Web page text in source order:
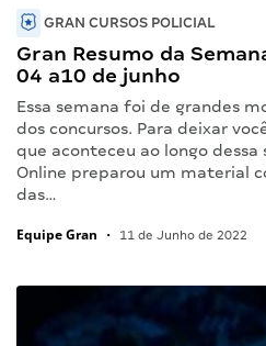
GRAN CURSOS POLICIAL
Gran Resumo da
04 a10 de junho
Essa semana foi de grandes
dos concursos. Para deixar
que aconteceu ao longo dessa
Online preparou um material
das…
Equipe Gran • 11 de Junho de 2022